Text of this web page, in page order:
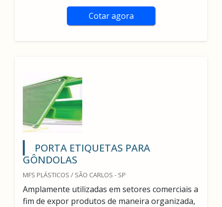
Cotar agora
PORTA ETIQUETAS PARA
GÔNDOLAS
MFS PLÁSTICOS / SÃO CARLOS - SP
Amplamente utilizadas em setores comerciais a
fim de expor produtos de maneira organizada,